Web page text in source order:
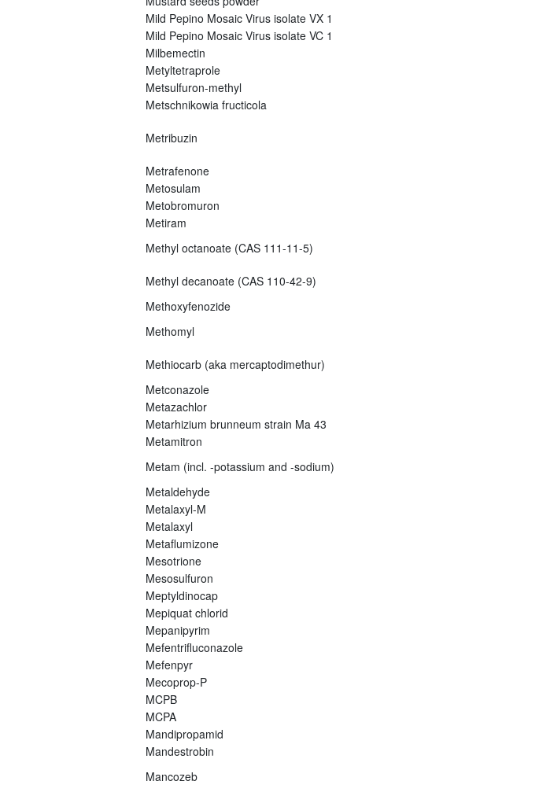
Mild Pepino Mosaic Virus isolate VX 1
Mild Pepino Mosaic Virus isolate VC 1
Milbemectin
Metyltetraprole
Metsulfuron-methyl
Metschnikowia fructicola
Metribuzin
Metrafenone
Metosulam
Metobromuron
Metiram
Methyl octanoate (CAS 111-11-5)
Methyl decanoate (CAS 110-42-9)
Methoxyfenozide
Methomyl
Methiocarb (aka mercaptodimethur)
Metconazole
Metazachlor
Metarhizium brunneum strain Ma 43
Metamitron
Metam (incl. -potassium and -sodium)
Metaldehyde
Metalaxyl-M
Metalaxyl
Metaflumizone
Mesotrione
Mesosulfuron
Meptyldinocap
Mepiquat chlorid
Mepanipyrim
Mefentrifluconazole
Mefenpyr
Mecoprop-P
MCPB
MCPA
Mandipropamid
Mandestrobin
Mancozeb